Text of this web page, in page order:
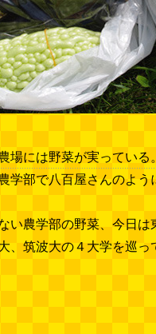
場には野菜が実っている。
学部で八百屋さんのよう
い農学部の野菜、今日は
、筑波大の４大学を巡っ